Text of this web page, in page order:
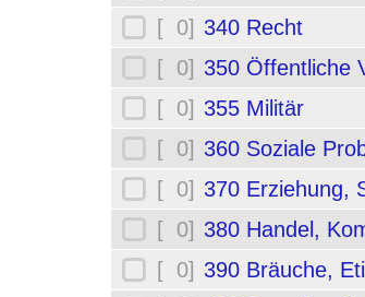
[ 0] 340 Recht
[ 0] 350 Öffentliche
[ 0] 355 Militär
[ 0] 360 Soziale
[ 0] 370 Erziehung,
[ 0] 380 Handel,
[ 0] 390 Bräuche,